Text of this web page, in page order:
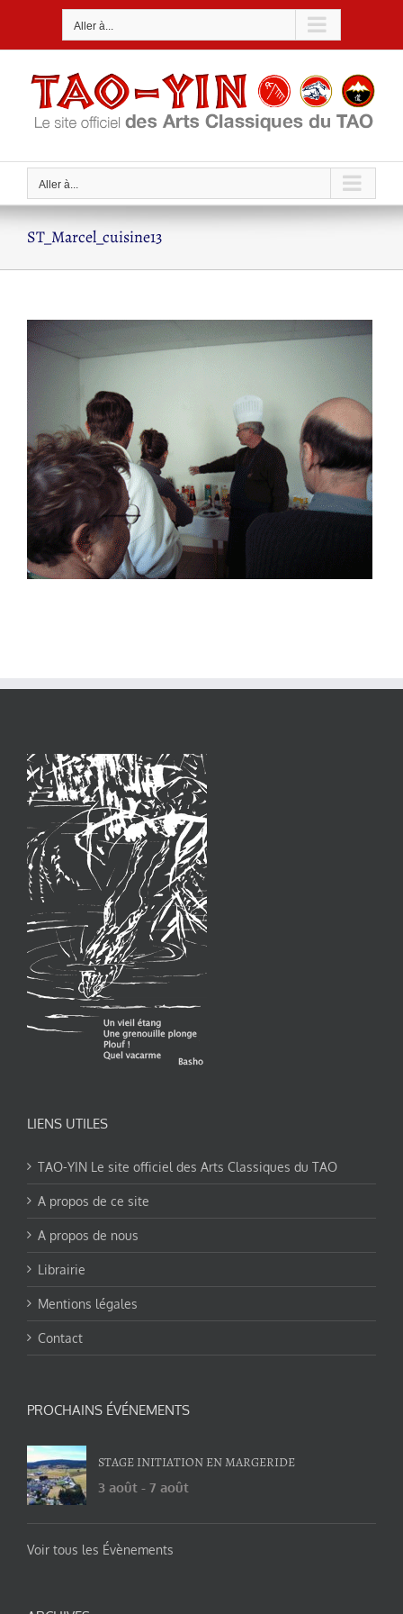
Aller à...
Aller à...
ST_Marcel_cuisine13
LIENS UTILES
TAO-YIN Le site officiel des Arts Classiques du TAO
A propos de ce site
A propos de nous
Librairie
Mentions légales
Contact
PROCHAINS ÉVÉNEMENTS
STAGE INITIATION EN MARGERIDE
3 août - 7 août
Voir tous les Évènements